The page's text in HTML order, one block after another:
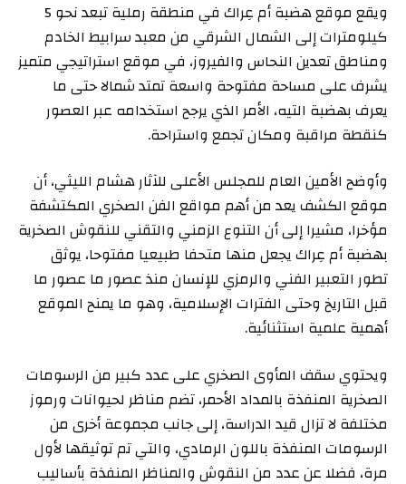
ويقع موقع هضبة أم عِراك في منطقة رملية تبعد نحو 5
كيلومترات إلى الشمال الشرقي من معبد سرابيط الخادم
ومناطق تعدين النحاس والفيروز، في موقع استراتيجي متميز
يشرف على مساحة مفتوحة واسعة تمتد شمالا حتى ما
يعرف بهضبة التيه، الأمر الذي يرجح استخدامه عبر العصور
كنقطة مراقبة ومكان تجمع واستراحة.
وأوضح الأمين العام للمجلس الأعلى للآثار هشام الليثي، أن
موقع الكشف يعد من أهم مواقع الفن الصخري المكتشفة
مؤخرا، مشيرا إلى أن التنوع الزمني والتقني للنقوش الصخرية
بهضبة أم عِراك يجعل منها متحفا طبيعيا مفتوحا، يوثق
تطور التعبير الفني والرمزي للإنسان منذ عصور ما عصور ما
قبل التاريخ وحتى الفترات الإسلامية، وهو ما يمنح الموقع
أهمية علمية استثنائية.
ويحتوي سقف المأوى الصخري على عدد كبير من الرسومات
الصخرية المنفذة بالمداد الأحمر، تضم مناظر لحيوانات ورموز
مختلفة لا تزال قيد الدراسة، إلى جانب مجموعة أخرى من
الرسومات المنفذة باللون الرمادي، والتي تم توثيقها لأول
مرة، فضلا عن عدد من النقوش والمناظر المنفذة بأساليب